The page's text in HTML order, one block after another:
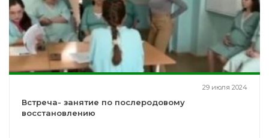
29 июля 2024
Встреча- занятие по послеродовому
восстановлению